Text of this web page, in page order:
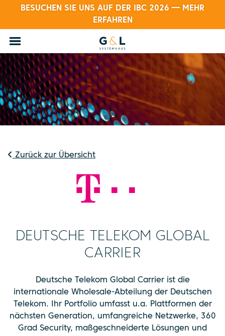
BESUCHEN SIE UNS AUF DER IBC 2026 — MEHR
ERFAHREN
Zurück zur Übersicht
DEUTSCHE TELEKOM GLOBAL
CARRIER
Deutsche Telekom Global Carrier ist die
internationale Wholesale-Abteilung der Deutschen
Telekom. Ihr Portfolio umfasst u.a. Plattformen der
nächsten Generation, umfangreiche Netzwerke, 360
Grad Security, maßgeschneiderte Lösungen und